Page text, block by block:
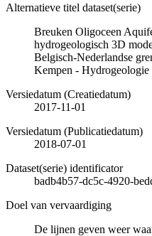
Alternatieve titel dataset(serie)
Breuken Oligoceen
hydrogeologisch 3D
Belgisch-Nederlandse
Kempen - Hydrogeologie
Versiedatum (Creatiedatum)
2017-11-01
Versiedatum (Publicatiedatum)
2018-07-01
Dataset(serie) identificator
badb4b57-dc5c-4920-
Doel van vervaardiging
De lijnen geven weer